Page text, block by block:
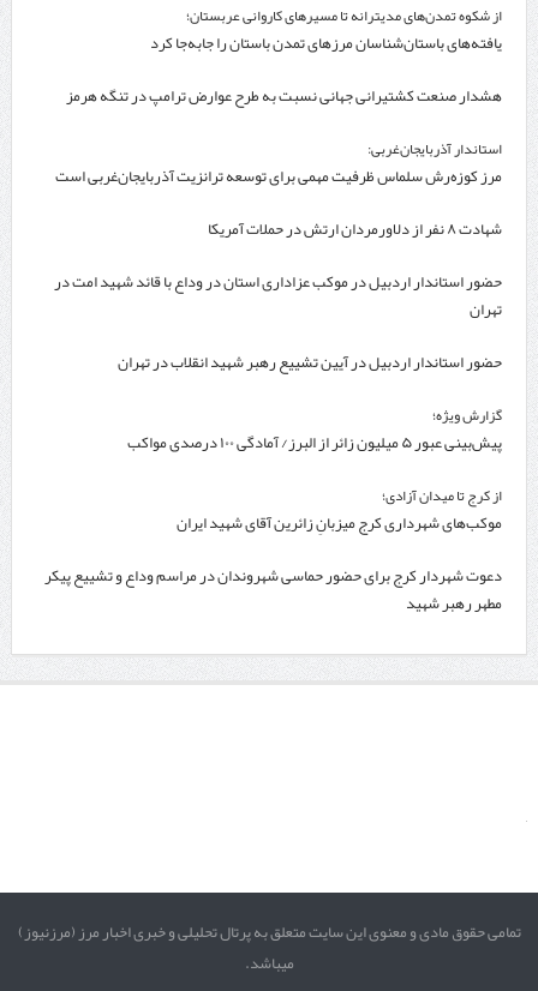
از شکوه تمدن‌های مدیترانه تا مسیرهای کاروانی عربستان؛
یافته‌های باستان‌شناسان مرزهای تمدن باستان را جابه‌جا کرد
هشدار صنعت کشتیرانی جهانی نسبت به طرح عوارض ترامپ در تنگه هرمز
استاندار آذربایجان‌غربی:
مرز کوزه‌رش سلماس ظرفیت مهمی برای توسعه ترانزیت آذربایجان‌غربی است
شهادت ۸ نفر از دلاورمردان ارتش در حملات آمریکا
حضور استاندار اردبیل در موکب عزاداری استان در وداع با قائد شهید امت در
تهران
حضور استاندار اردبیل در آیین تشییع رهبر شهید انقلاب در تهران
گزارش ویژه؛
پیش‌بینی عبور ۵ میلیون زائر از البرز/ آمادگی ۱۰۰ درصدی مواکب
از کرج تا میدان آزادی؛
موکب‌های شهرداری کرج میزبانِ زائرین آقای شهید ایران
دعوت شهردار کرج برای حضور حماسی شهروندان در مراسم وداع و تشییع پیکر
مطهر رهبر شهید
تمامی حقوق مادی و معنوی این سایت متعلق به پرتال تحلیلی و خبری اخبار مرز (مرزنیوز)
میباشد.